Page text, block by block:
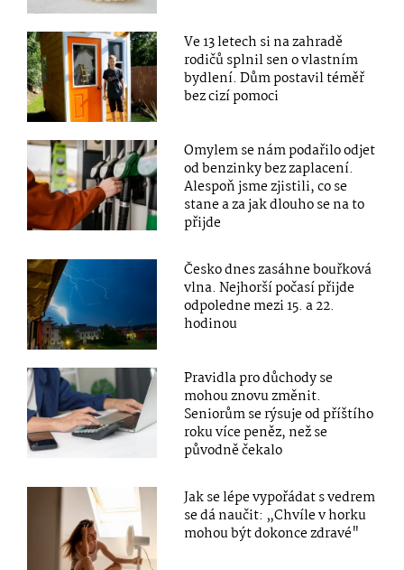
Ve 13 letech si na zahradě
rodičů splnil sen o vlastním
bydlení. Dům postavil téměř
bez cizí pomoci
Omylem se nám podařilo odjet
od benzinky bez zaplacení.
Alespoň jsme zjistili, co se
stane a za jak dlouho se na to
přijde
Česko dnes zasáhne bouřková
vlna. Nejhorší počasí přijde
odpoledne mezi 15. a 22.
hodinou
Pravidla pro důchody se
mohou znovu změnit.
Seniorům se rýsuje od příštího
roku více peněz, než se
původně čekalo
Jak se lépe vypořádat s vedrem
se dá naučit: „Chvíle v horku
mohou být dokonce zdravé"